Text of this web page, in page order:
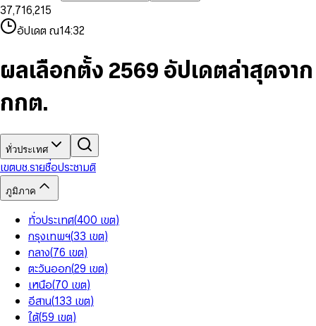
9 7
8
9
8
9
7
8
9
3
4
5
7
8
7
8
9
,7
8
9
1
2
3
5
6
8
9
6
7
8
,2
4
6
7
9
1
3
5
6
8
9
5
7
9
อัปเดต ณ14:32
ผลเลือกตั้ง 2569 อัปเดตล่าสุดจาก
กกต.
ทั่วประเทศ
เขตบช.รายชื่อประชามติ
ภูมิภาค
ทั่วประเทศ(400 เขต)
กรุงเทพฯ(33 เขต)
กลาง(76 เขต)
ตะวันออก(29 เขต)
เหนือ(70 เขต)
อีสาน(133 เขต)
ใต้(59 เขต)